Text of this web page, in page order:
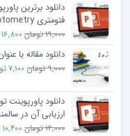
دانلود برترین
فتومتری Photometry
19,000 تومان 16,800 تومان
دانلود مقاله با
9,000 تومان 7,100 تومان
دانلود
ارزیابی آن در
12,000 تومان 10,400 تومان